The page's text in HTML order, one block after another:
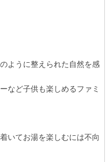
ように整えられた自然を感
など子供も楽しめるファミ
いてお湯を楽しむには不向